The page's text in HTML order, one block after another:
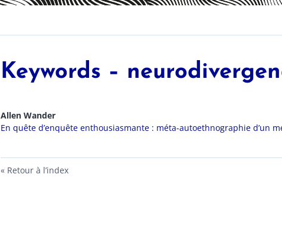
Keywords –
Allen Wander
En quête d’enquête enthousiasmante : méta-autoethnographie d’un
Retour à l’index